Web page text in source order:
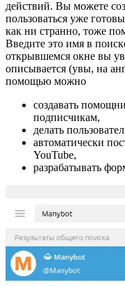
действий. Вы можете
пользоваться уже
как ни странно, тоже
Введите это имя в
открывшемся окне вы
описывается (увы, на
помощью можно
создавать
подписчикам,
делать
автоматически
YouTube,
разрабатывать